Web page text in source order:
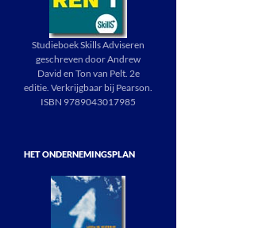
Studieboek Skills Adviseren
geschreven door Andrew
David en Ton van Pelt. 2e
editie. Verkrijgbaar bij Pearson.
ISBN 9789043017985
HET ONDERNEMINGSPLAN